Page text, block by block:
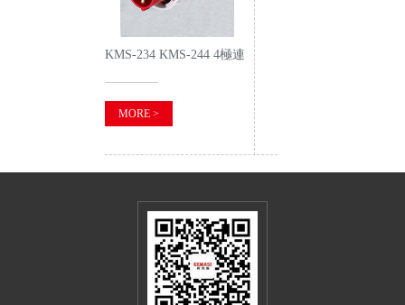
KMS-234 KMS-244 4極連
接器
MORE >